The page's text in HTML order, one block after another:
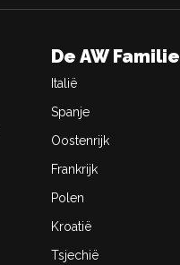
De AW Familie
Italië
Spanje
Oostenrijk
Frankrijk
Polen
Kroatië
Tsjechië